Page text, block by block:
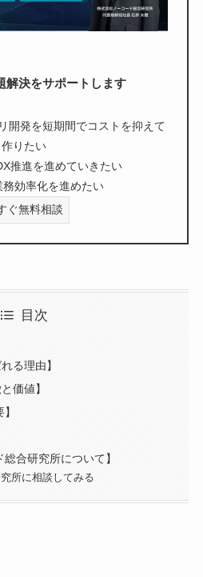
解決をサポートします
開発を短期間でコストを抑えて
作りたい
推進を進めていきたい
務効率化を進めたい
ぐ無料相談
目次
る理由】
価値】
総合研究所について】
所に相談してみる